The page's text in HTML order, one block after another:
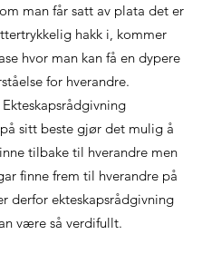
man får satt av plata det er
hakk i, kommer
hvor man kan få en dypere
for hverandre.
Ekteskapsrådgivning
sitt beste gjør det mulig å
tilbake til hverandre men
finne frem til hverandre på
derfor ekteskapsrådgivning
være så verdifullt.